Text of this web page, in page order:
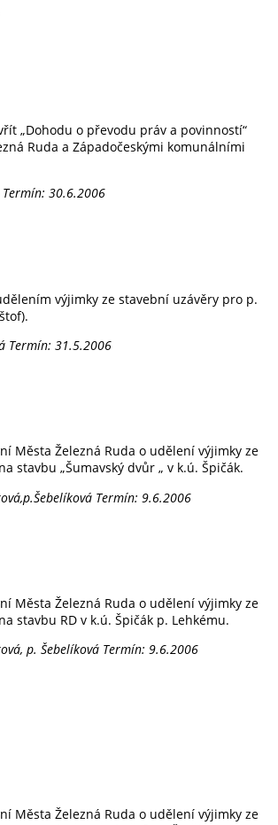
„Dohodu o převodu práv a povinností“
Ruda a Západočeskými komunálními
Termín: 30.6.2006
výjimky ze stavební uzávěry pro p.
Termín: 31.5.2006
Města Železná Ruda o udělení výjimky ze
stavbu „Šumavský dvůr „ v k.ú. Špičák.
Termín: 9.6.2006
Města Železná Ruda o udělení výjimky ze
stavbu RD v k.ú. Špičák p. Lehkému.
p. Šebelíková Termín: 9.6.2006
Města Železná Ruda o udělení výjimky ze